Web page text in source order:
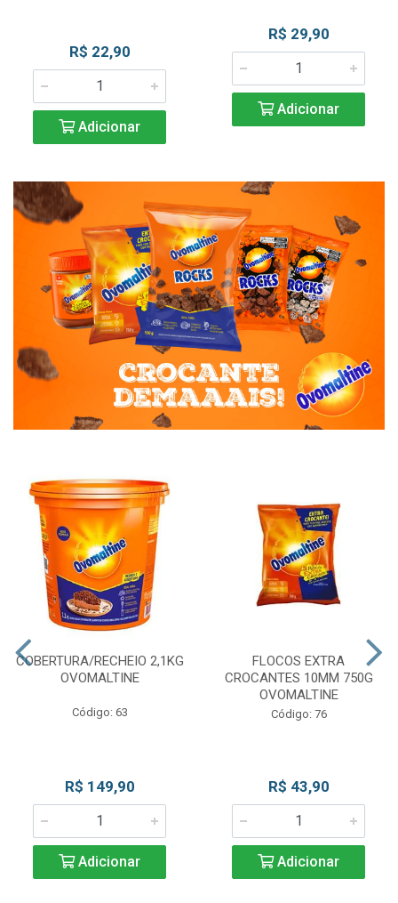
R$ 22,90
Adicionar
R$ 29,90
Adicionar
COBERTURA/RECHEIO 2,1KG
OVOMALTINE
Código: 63
R$ 149,90
Adicionar
FLOCOS EXTRA
CROCANTES 10MM 750G
OVOMALTINE
Código: 76
R$ 43,90
Adicionar